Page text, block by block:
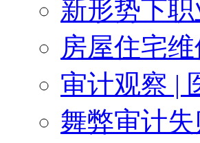
新形势下
房屋住宅
审计观察 |
舞弊审计